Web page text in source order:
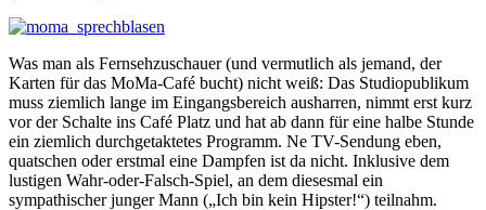
Was man als Fernsehzuschauer (und vermutlich als jemand, der
Karten für das MoMa-Café bucht) nicht weiß: Das Studiopublikum
muss ziemlich lange im Eingangsbereich ausharren, nimmt erst kurz
vor der Schalte ins Café Platz und hat ab dann für eine halbe Stunde
ein ziemlich durchgetaktetes Programm. Ne TV-Sendung eben,
quatschen oder erstmal eine Dampfen ist da nicht. Inklusive dem
lustigen Wahr-oder-Falsch-Spiel, an dem diesesmal ein
sympathischer junger Mann („Ich bin kein Hipster!“) teilnahm.